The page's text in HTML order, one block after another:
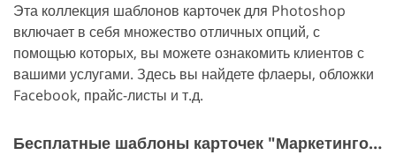
Эта коллекция шаблонов карточек для Photoshop
включает в себя множество отличных опций, с
помощью которых, вы можете ознакомить клиентов с
вашими услугами. Здесь вы найдете флаеры, обложки
Facebook, прайс-листы и т.д.
Бесплатные шаблоны карточек "Маркетинговые шаблоны для фото индустрии"